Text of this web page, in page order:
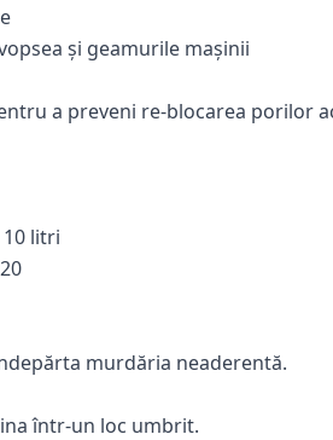
și geamurile mașinii
a preveni re-blocarea porilor
litri
murdăria neaderentă.
într-un loc umbrit.